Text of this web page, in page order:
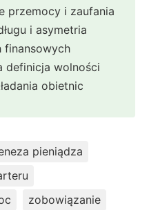
przemocy i zaufania
i asymetria
finansowych
definicja wolności
obietnic
pieniądza
zobowiązanie